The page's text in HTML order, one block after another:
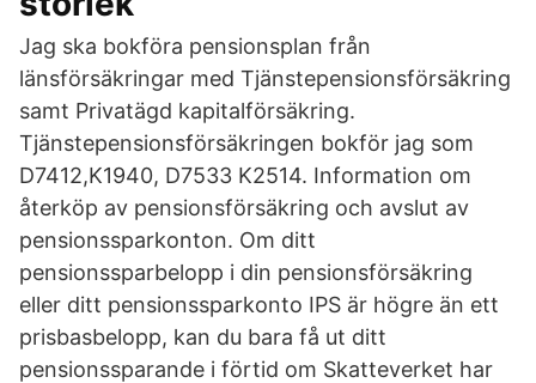
Jag ska bokföra pensionsplan från
länsförsäkringar med Tjänstepensionsförsäkring
samt Privatägd kapitalförsäkring.
Tjänstepensionsförsäkringen bokför jag som
D7412,K1940, D7533 K2514. Information om
återköp av pensionsförsäkring och avslut av
pensionssparkonton. Om ditt
pensionssparbelopp i din pensionsförsäkring
eller ditt pensionssparkonto IPS är högre än ett
prisbasbelopp, kan du bara få ut ditt
pensionssparande i förtid om Skatteverket har